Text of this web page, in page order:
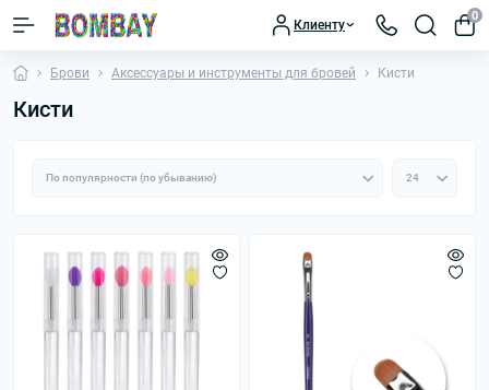
Клиенту
0
Брови Аксессуары и инструменты для бровей Кисти
Кисти